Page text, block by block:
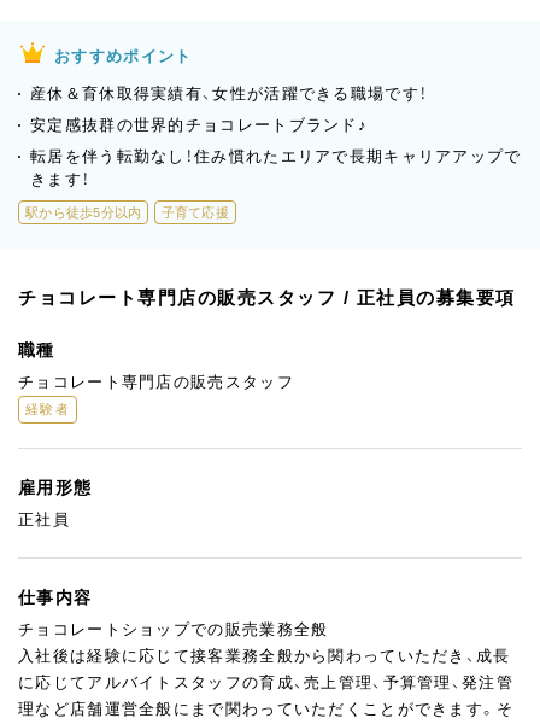
おすすめポイント
産休＆育休取得実績有、女性が活躍できる職場です！
安定感抜群の世界的チョコレートブランド♪
転居を伴う転勤なし！住み慣れたエリアで長期キャリアアップで
きます！
駅から徒歩5分以内 子育て応援
チョコレート専門店の販売スタッフ / 正社員の募集要項
職種
チョコレート専門店の販売スタッフ
経験者
雇用形態
正社員
仕事内容
チョコレートショップでの販売業務全般
入社後は経験に応じて接客業務全般から関わっていただき、成長
に応じてアルバイトスタッフの育成、売上管理、予算管理、発注管
理など店舗運営全般にまで関わっていただくことができます。そ